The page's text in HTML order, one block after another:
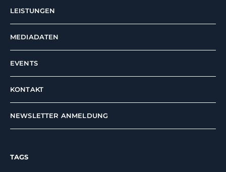
LEISTUNGEN
MEDIADATEN
EVENTS
KONTAKT
NEWSLETTER ANMELDUNG
TAGS